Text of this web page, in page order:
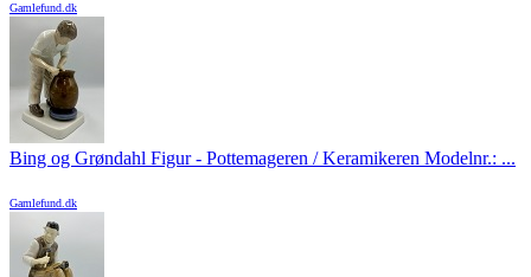
Gamlefund.dk
Bing og Grøndahl Figur - Pottemageren / Keramikeren Modelnr.: ...
Gamlefund.dk